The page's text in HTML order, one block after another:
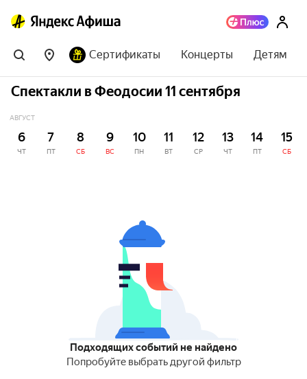
Сертификаты Концерты Детям
Спектакли в Феодосии 11 сентября
АВГУСТ
6
ЧТ
7
ПТ
8
СБ
9
ВС
10
ПН
11
ВТ
12
СР
13
ЧТ
14
ПТ
15
СБ
Подходящих событий не найдено
Попробуйте выбрать другой фильтр